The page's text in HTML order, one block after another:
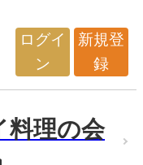
ログイ
ン
新規登
録
理の会